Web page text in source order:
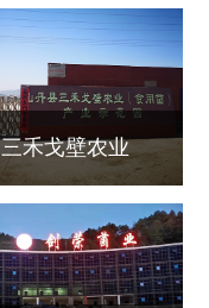
三禾戈壁农业